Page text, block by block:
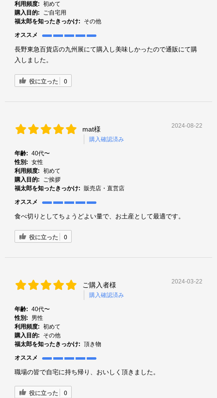
利用頻度: 初めて
購入目的:
ご自宅用
福太郎を知ったきっかけ:
その他
オススメ
長野東急百貨店の九州展にて購入し美味しかったので通販にて購
入しました。
役に立った 0
mat様
購入確認済み
2024-08-22
年齢: 40代〜
性別: 女性
利用頻度: 初めて
購入目的:
ご挨拶
福太郎を知ったきっかけ: 販売店・直営店
オススメ
食べ切りとしてちょうどよい量で、お土産として最適です。
役に立った 0
ご購入者様
購入確認済み
2024-03-22
年齢: 40代〜
性別:
男性
利用頻度: 初めて
購入目的:
その他
福太郎を知ったきっかけ: 頂き物
オススメ
職場の皆で自宅に持ち帰り、おいしく頂きました。
役に立った 0